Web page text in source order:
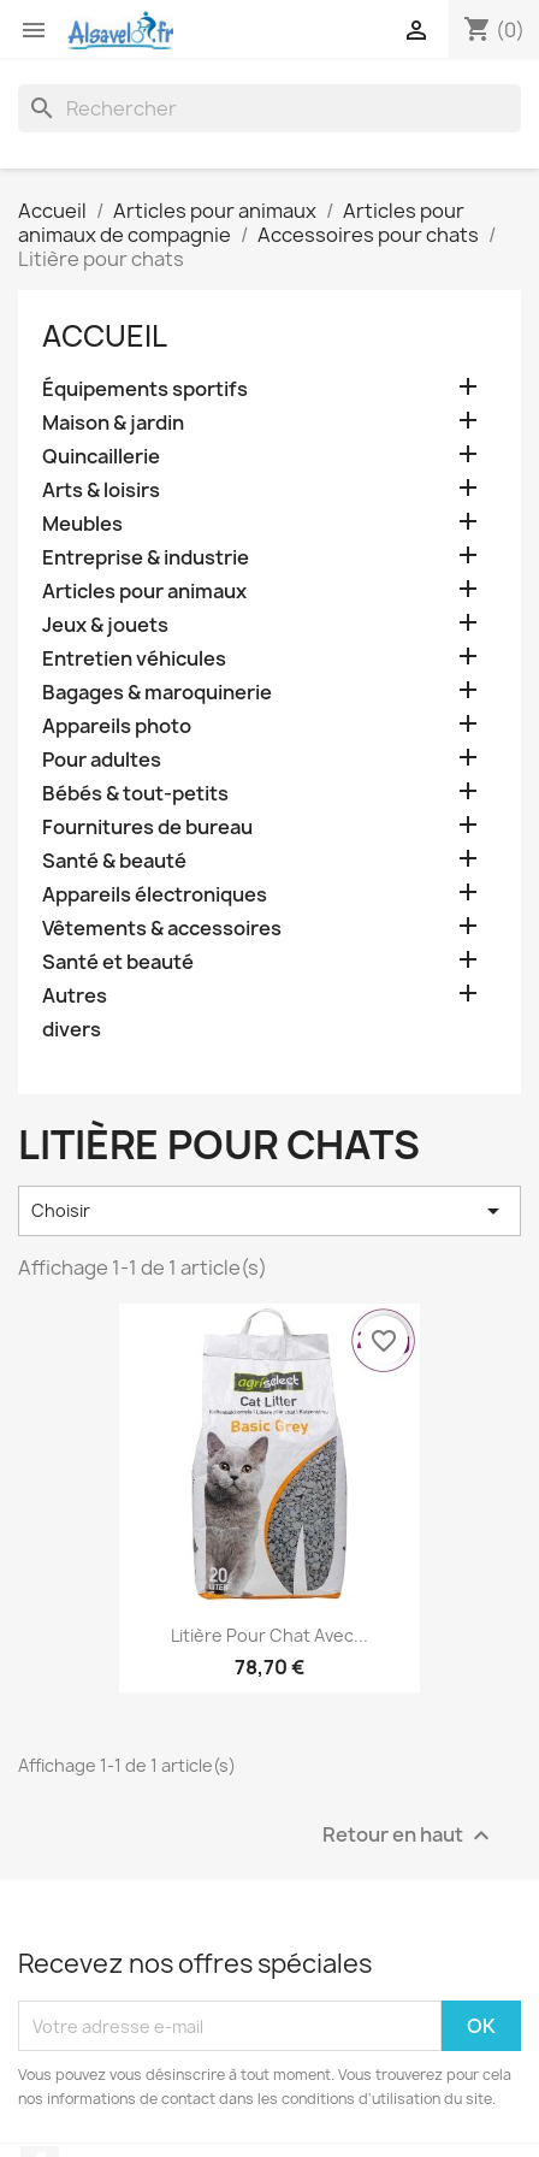
 shopping_cart (0)

search
Accueil Articles pour animaux
Articles pour
animaux de compagnie
Accessoires pour chats
Litière pour chats
ACCUEIL
Équipements sportifs 
Maison & jardin 
Quincaillerie 
Arts & loisirs 
Meubles 
Entreprise & industrie 
Articles pour animaux 
Jeux & jouets 
Entretien véhicules 
Bagages & maroquinerie 
Appareils photo 
Pour adultes 
Bébés & tout-petits 
Fournitures de bureau 
Santé & beauté 
Appareils électroniques 
Vêtements & accessoires 
Santé et beauté 
Autres 
divers
LITIÈRE POUR CHATS
Choisir 
Affichage 1-1 de 1 article(s)
Litière Pour Chat Avec...
78,70 €
favorite_border
Affichage 1-1 de 1 article(s)
Retour en haut 
Recevez nos offres spéciales
Vous pouvez vous désinscrire à tout moment. Vous trouverez pour cela
nos informations de contact dans les conditions d'utilisation du site.